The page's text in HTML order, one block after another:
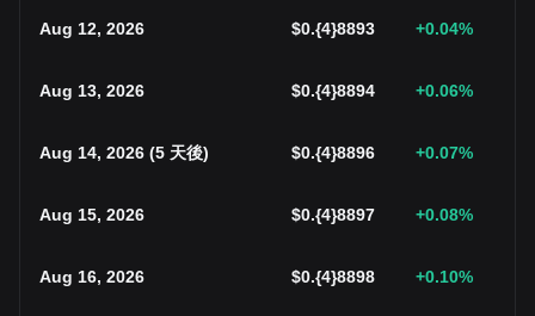
Aug 12, 2026 $0.{4}8893 +0.04%
Aug 13, 2026 $0.{4}8894 +0.06%
Aug 14, 2026 (5 天後) $0.{4}8896 +0.07%
Aug 15, 2026 $0.{4}8897 +0.08%
Aug 16, 2026 $0.{4}8898 +0.10%